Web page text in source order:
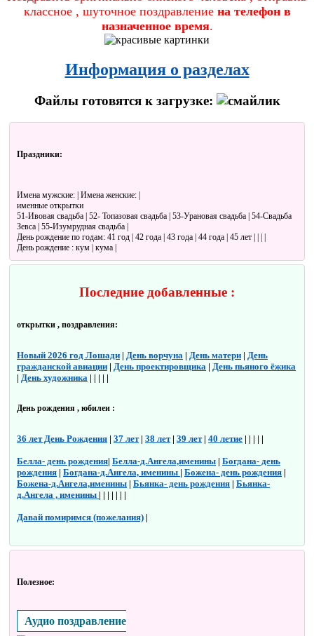
классное , шуточное поздравление на телефон в
назначенное время.
Информация о разделах
Файлы готовятся к загрузке:
Праздники:
Имена мужские: | Имена женские: |
именные открытки
51-Ивовая свадьба | 52- Топазовая свадьба | 53-Урановая свадьба | 54-Свадьба
Зевса | 55-Изумрудная свадьба |
День рождение по годам: 41 год | 42 года | 43 года | 44 года | 45 лет | | | |
День рождение : кум | кума |
Последние добавленные :
открытки , поздравления:
Новый 2026 год Лошади | День ворчуна | День матери | День
гражданской авиации | День проектировщика | День пьяного ёжика
| День художника | | | | |
День рождения , юбилеи :
36 лет День Рождения | 37 лет| 38 лет| 39 лет| 40 летие | | | | |
Белла- день рождения| Белла-д.Ангела,именины | Богдана- день
рождения | Богдана-д.Ангела, именины | Божена- день рождения |
Божена-д.Ангела,именины | Бьянка- день рождения | Бьянка-
д.Ангела , именины | | | | | | |
Давай помиримся (пожелания) |
Полезное:
Аудио поздравление